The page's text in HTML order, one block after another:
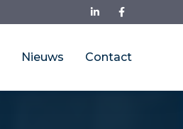
Nieuws Contact